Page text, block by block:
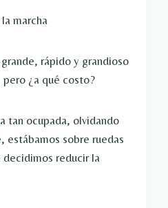
marcha
rápido y grandioso
¿a qué costo?
tan ocupada, olvidando
estábamos sobre ruedas
decidimos reducir la